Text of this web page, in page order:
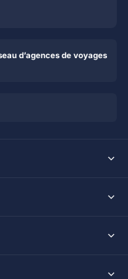
d’agences de voyages